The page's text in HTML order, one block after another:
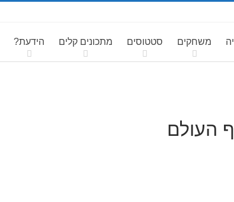
משחקים סטטוסים מתכונים קלים הידעת?